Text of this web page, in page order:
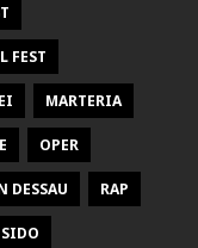
FEST
MARTERIA
OPER
DESSAU RAP
SIDO